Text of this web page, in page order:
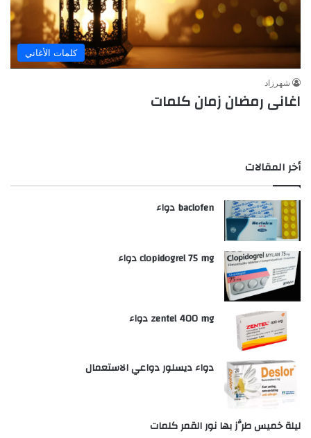
كلمات الأغاني
شهرزاد
اغانى رمضان زمان كلمات
أخر المقالات
baclofen دواء
clopidogrel 75 mg دواء
zentel 400 mg دواء
دواء ديسلور دواعي الاستعمال
ليلة خميس طرَّز بها نور القمر كلمات